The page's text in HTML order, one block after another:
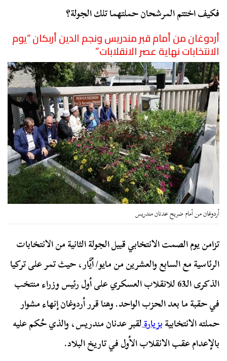
فكيف اختتم المرشحان حملتهما تلك الجولة؟
أردوغان من أمام قبر مندريس ونجم الدين أربكان “يوم
الانتخابات نهاية عصر الانقلابات”
أردوغان من أمام ضريح عدنان مندريس
تزامن يوم الصمت الانتخابي قبيل الجولة الثانية من الانتخابات
الرئاسية مع السابع والعشرين من مايو/ أيَّار، حيث تمر على تركيا
الذكرى الـ63 للانقلاب العسكري على أول رئيس وزراء منتخب
في حقبة ما بعد الحزب الواحد. وهنا قرر أردوغان إنهاء مشوار
حملته الانتخابيةبزيارةلقبر عدنان مندريس، والذي حُكم عليه
بالإعدام عقب الانقلاب الأول في تاريخ البلاد.